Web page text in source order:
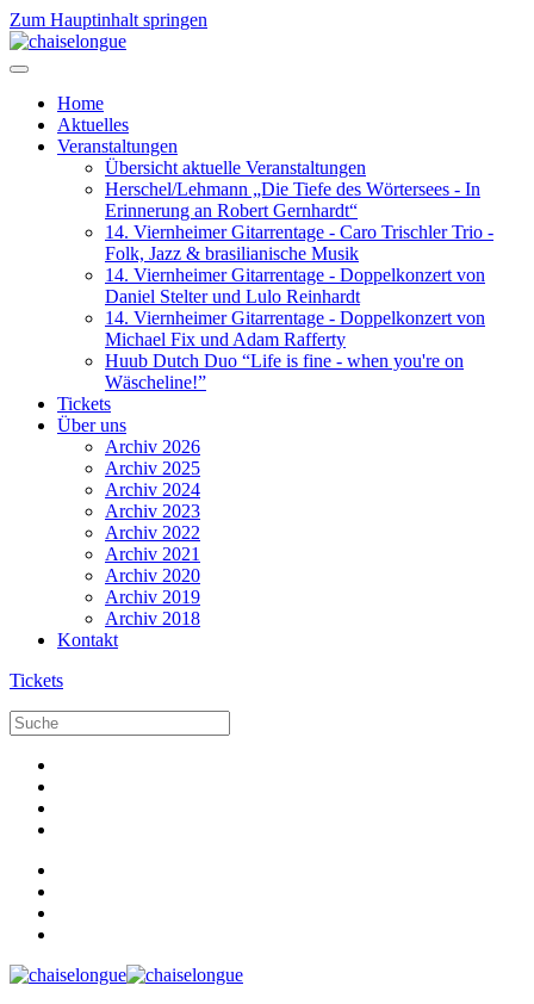
Zum Hauptinhalt springen
Home
Aktuelles
Veranstaltungen
Übersicht aktuelle Veranstaltungen
Herschel/Lehmann „Die Tiefe des Wörtersees - In
Erinnerung an Robert Gernhardt“
14. Viernheimer Gitarrentage - Caro Trischler Trio -
Folk, Jazz & brasilianische Musik
14. Viernheimer Gitarrentage - Doppelkonzert von
Daniel Stelter und Lulo Reinhardt
14. Viernheimer Gitarrentage - Doppelkonzert von
Michael Fix und Adam Rafferty
Huub Dutch Duo “Life is fine - when you're on
Wäscheline!”
Tickets
Über uns
Archiv 2026
Archiv 2025
Archiv 2024
Archiv 2023
Archiv 2022
Archiv 2021
Archiv 2020
Archiv 2019
Archiv 2018
Kontakt
Tickets